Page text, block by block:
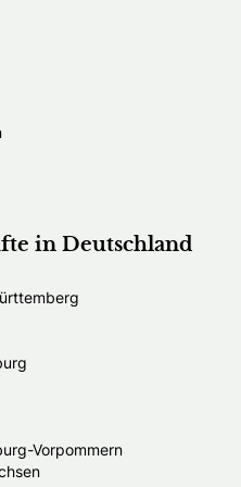
in Deutschland
Vorpommern